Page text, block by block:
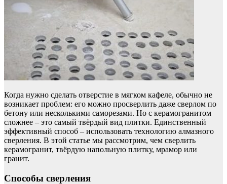
Когда нужно сделать отверстие в мягком кафеле, обычно не
возникает проблем: его можно просверлить даже сверлом по
бетону или несколькими саморезами. Но с керамогранитом
сложнее – это самый твёрдый вид плитки. Единственный
эффективный способ – использовать технологию алмазного
сверления. В этой статье мы рассмотрим, чем сверлить
керамогранит, твёрдую напольную плитку, мрамор или
гранит.
Способы сверления